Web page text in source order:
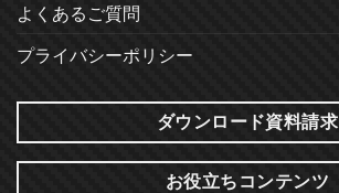
よくあるご質問
プライバシーポリシー
ダウンロード資料請求
お役立ちコンテンツ